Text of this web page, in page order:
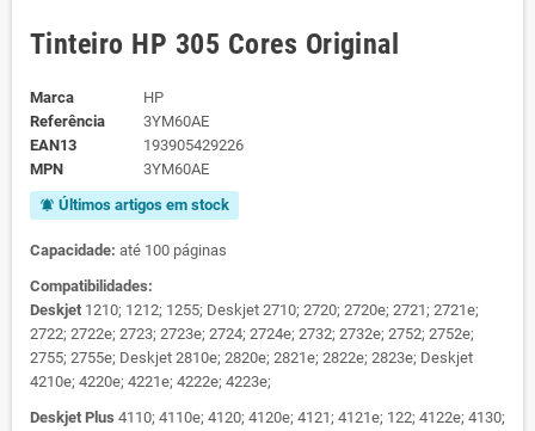
Tinteiro HP 305 Cores Original
Marca
HP
Referência
3YM60AE
EAN13
193905429226
MPN
3YM60AE
notifications_active Últimos artigos em stock
Capacidade: até 100 páginas
Compatibilidades:
Deskjet 1210; 1212; 1255; Deskjet 2710; 2720; 2720e; 2721; 2721e;
2722; 2722e; 2723; 2723e; 2724; 2724e; 2732; 2732e; 2752; 2752e;
2755; 2755e; Deskjet 2810e; 2820e; 2821e; 2822e; 2823e; Deskjet
4210e; 4220e; 4221e; 4222e; 4223e;
Deskjet Plus 4110; 4110e; 4120; 4120e; 4121; 4121e; 122; 4122e; 4130;